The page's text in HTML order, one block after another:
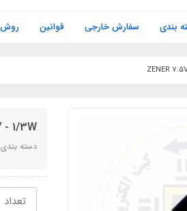
بندی سفارش خارجی قوانین روش
ZENER
- 1/3W
دسته بندی
تعداد